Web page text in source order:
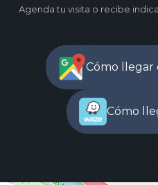
Agenda tu visita o recibe
Cómo llegar
Cómo